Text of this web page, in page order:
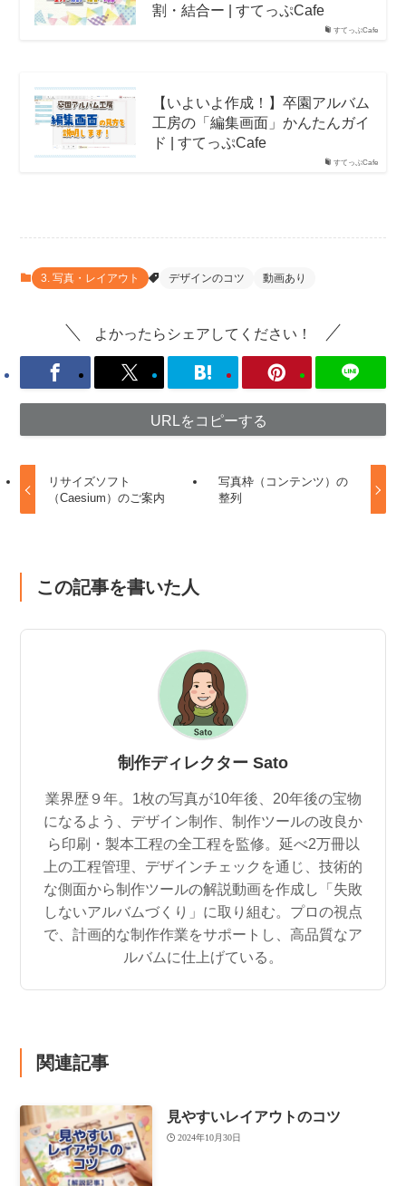
すてっぷCafe
割・結合ー | すてっぷCafe
すてっぷCafe
【いよいよ作成！】卒園アルバム
工房の「編集画面」かんたんガイ
ド | すてっぷCafe
3. 写真・レイアウト デザインのコツ 動画あり
よかったらシェアしてください！
URLをコピーする
リサイズソフト
（Caesium）のご案内
写真枠（コンテンツ）の
整列
この記事を書いた人
制作ディレクター Sato
業界歴９年。1枚の写真が10年後、20年後の宝物
になるよう、デザイン制作、制作ツールの改良か
ら印刷・製本工程の全工程を監修。延べ2万冊以
上の工程管理、デザインチェックを通じ、技術的
な側面から制作ツールの解説動画を作成し「失敗
しないアルバムづくり」に取り組む。プロの視点
で、計画的な制作作業をサポートし、高品質なア
ルバムに仕上げている。
関連記事
見やすいレイアウトのコツ
2024年10月30日